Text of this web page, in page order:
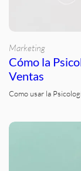
Marketing
Cómo la
Ventas
Como usar la